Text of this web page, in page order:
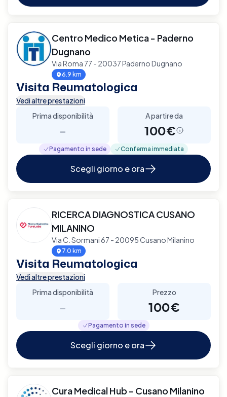
Centro Medico Metica - Paderno
Dugnano
Via Roma 77 - 20037 Paderno Dugnano
6.9 km
Visita Reumatologica
Vedi altre prestazioni
Prima disponibilità
-
A partire da
100€
Pagamento in sede Conferma immediata
Scegli giorno e ora
RICERCA DIAGNOSTICA CUSANO
MILANINO
Via C. Sormani 67 - 20095 Cusano Milanino
7.0 km
Visita Reumatologica
Vedi altre prestazioni
Prima disponibilità
-
Prezzo
100€
Pagamento in sede
Scegli giorno e ora
Cura Medical Hub - Cusano Milanino